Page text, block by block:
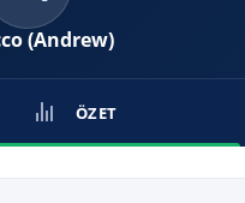
(Andrew)
ÖZET